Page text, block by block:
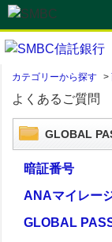
カテゴリーから探す >
よくあるご質問
GLOBAL
暗証番号
ANAマイレー
GLOBAL